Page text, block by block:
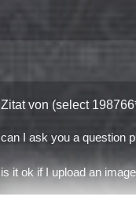
Zitat von (select
can I ask you a question
is it ok if I upload an